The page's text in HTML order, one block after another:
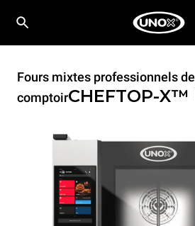
Fours mixtes professionnels de
comptoirCHEFTOP-X™